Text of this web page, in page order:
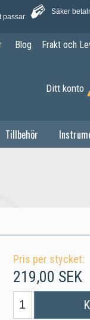
passar
Säker
Blog Frakt och
Ditt konto
Tillbehör
Pris per stycket:
219,00 SEK